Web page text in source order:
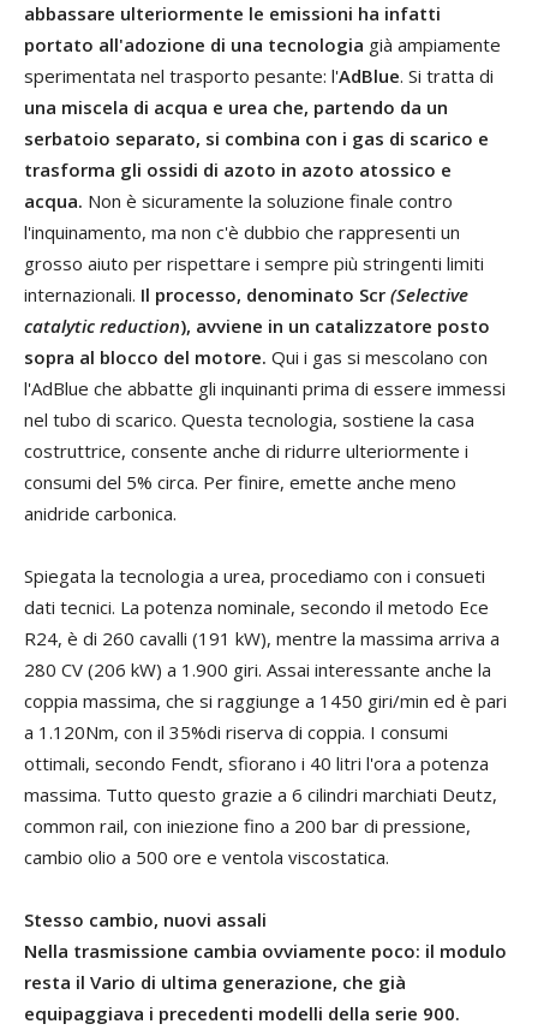
abbassare ulteriormente le emissioni ha infatti
portato all'adozione di una tecnologia già ampiamente
sperimentata nel trasporto pesante: l'AdBlue. Si tratta di
una miscela di acqua e urea che, partendo da un
serbatoio separato, si combina con i gas di scarico e
trasforma gli ossidi di azoto in azoto atossico e
acqua. Non è sicuramente la soluzione finale contro
l'inquinamento, ma non c'è dubbio che rappresenti un
grosso aiuto per rispettare i sempre più stringenti limiti
internazionali. Il processo, denominato Scr (Selective
catalytic reduction), avviene in un catalizzatore posto
sopra al blocco del motore. Qui i gas si mescolano con
l'AdBlue che abbatte gli inquinanti prima di essere immessi
nel tubo di scarico. Questa tecnologia, sostiene la casa
costruttrice, consente anche di ridurre ulteriormente i
consumi del 5% circa. Per finire, emette anche meno
anidride carbonica.
Spiegata la tecnologia a urea, procediamo con i consueti
dati tecnici. La potenza nominale, secondo il metodo Ece
R24, è di 260 cavalli (191 kW), mentre la massima arriva a
280 CV (206 kW) a 1.900 giri. Assai interessante anche la
coppia massima, che si raggiunge a 1450 giri/min ed è pari
a 1.120Nm, con il 35%di riserva di coppia. I consumi
ottimali, secondo Fendt, sfiorano i 40 litri l'ora a potenza
massima. Tutto questo grazie a 6 cilindri marchiati Deutz,
common rail, con iniezione fino a 200 bar di pressione,
cambio olio a 500 ore e ventola viscostatica.
Stesso cambio, nuovi assali
Nella trasmissione cambia ovviamente poco: il modulo
resta il Vario di ultima generazione, che già
equipaggiava i precedenti modelli della serie 900.